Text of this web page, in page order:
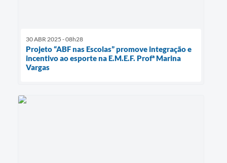
30 ABR 2025 - 08h28
Projeto “ABF nas Escolas” promove integração e
incentivo ao esporte na E.M.E.F. Profª Marina
Vargas